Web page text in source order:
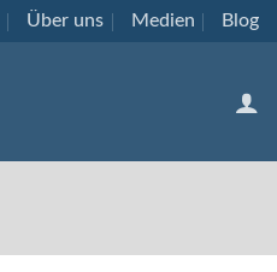
Über uns Medien Blog